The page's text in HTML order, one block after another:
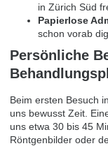
in Zürich Süd
Papierlose
schon vorab
Persönliche
Beim ersten Besuch
uns bewusst Zeit.
uns etwa 30 bis 45
Röntgenbilder oder